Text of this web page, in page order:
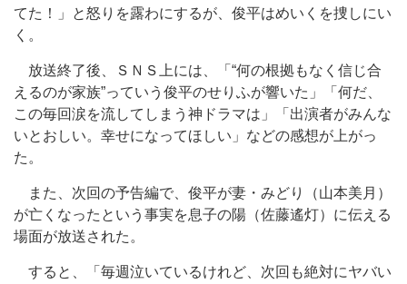
てた！」と怒りを露わにするが、俊平はめいくを捜しにい
く。
放送終了後、ＳＮＳ上には、「“何の根拠もなく信じ合
えるのが家族”っていう俊平のせりふが響いた」「何だ、
この毎回涙を流してしまう神ドラマは」「出演者がみんな
いとおしい。幸せになってほしい」などの感想が上がっ
た。
また、次回の予告編で、俊平が妻・みどり（山本美月）
が亡くなったという事実を息子の陽（佐藤遙灯）に伝える
場面が放送された。
すると、「毎週泣いているけれど、次回も絶対にヤバい